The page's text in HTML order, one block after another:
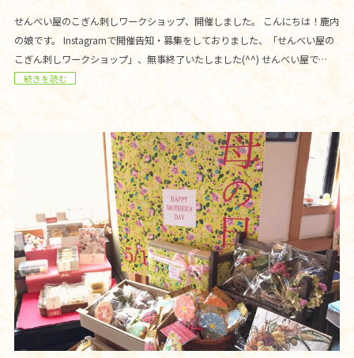
せんべい屋のこぎん刺しワークショップ、開催しました。 こんにちは！鹿内
の娘です。 Instagramで開催告知・募集をしておりました、「せんべい屋の
こぎん刺しワークショップ」、無事終了いたしました(^^) せんべい屋で…
続きを読む